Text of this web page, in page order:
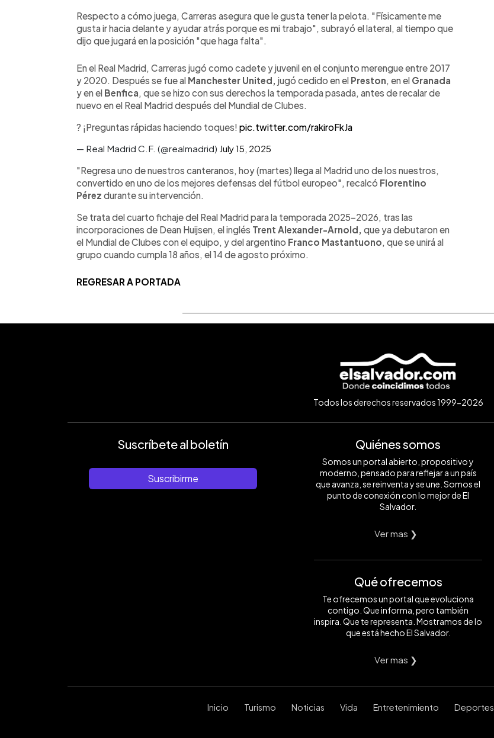
Respecto a cómo juega, Carreras asegura que le gusta tener la pelota. "Físicamente me
gusta ir hacia delante y ayudar atrás porque es mi trabajo", subrayó el lateral, al tiempo que
dijo que jugará en la posición "que haga falta".
En el Real Madrid, Carreras jugó como cadete y juvenil en el conjunto merengue entre 2017
y 2020. Después se fue al Manchester United, jugó cedido en el Preston , en el Granada
y en el Benfica , que se hizo con sus derechos la temporada pasada, antes de recalar de
nuevo en el Real Madrid después del Mundial de Clubes.
? ¡Preguntas rápidas haciendo toques! pic.twitter.com/rakiroFkJa
— Real Madrid C.F. (@realmadrid) July 15, 2025
"Regresa uno de nuestros canteranos, hoy (martes) llega al Madrid uno de los nuestros,
convertido en uno de los mejores defensas del fútbol europeo", recalcó Florentino
Pérez durante su intervención.
Se trata del cuarto fichaje del Real Madrid para la temporada 2025-2026, tras las
incorporaciones de Dean Huijsen, el inglés Trent Alexander-Arnold, que ya debutaron en
el Mundial de Clubes con el equipo, y del argentino Franco Mastantuono , que se unirá al
grupo cuando cumpla 18 años, el 14 de agosto próximo.
REGRESAR A PORTADA
Todos los derechos reservados 1999-2026
Suscríbete al boletín
Suscribirme
Quiénes somos
Somos un portal abierto, propositivo y
moderno, pensado para reflejar a un país
que avanza, se reinventa y se une. Somos el
punto de conexión con lo mejor de El
Salvador.
Ver mas ❯
Qué ofrecemos
Te ofrecemos un portal que evoluciona
contigo. Que informa, pero también
inspira. Que te representa. Mostramos de lo
que está hecho El Salvador.
Ver mas ❯
Inicio Turismo Noticias Vida Entretenimiento Deportes